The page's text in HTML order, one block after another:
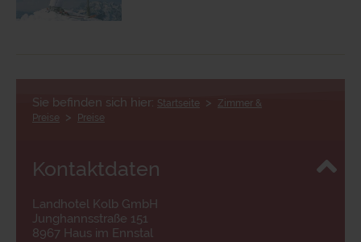
Sie befinden sich hier: Startseite >
Zimmer &
Preise
> Preise
Kontaktdaten
Landhotel Kolb GmbH
Junghannsstraße 151
8967 Haus im Ennstal